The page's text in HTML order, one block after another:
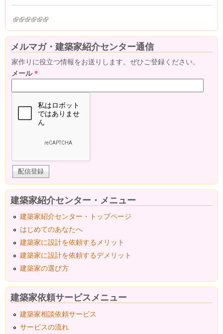
(link is external)
(link is external)
(link is external)
(link is external)
(link is external)
(link is external)
メルマガ・建築家紹介センター通信
家作りに役立つ情報をお送りします。ぜひご登録ください。
メール*
建築家紹介センター・メニュー
建築家紹介センター・トップページ
はじめてのあなたへ
建築家に設計を依頼するメリット
建築家に設計を依頼するデメリット
建築家の選び方
建築家依頼サービスメニュー
建築家相談依頼サービス
サービスの流れ